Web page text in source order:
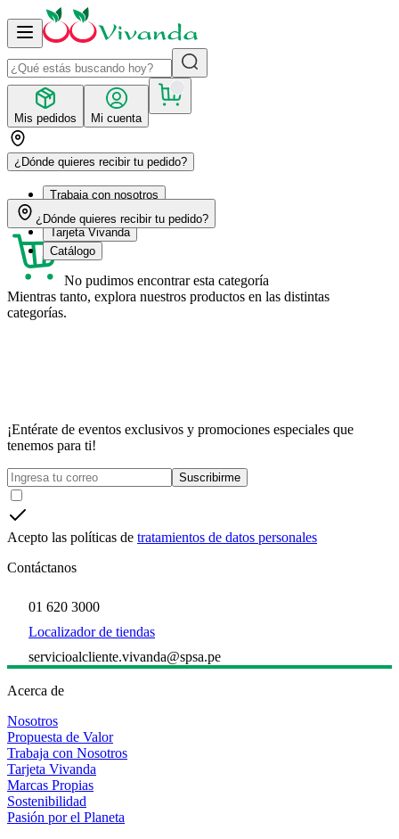
Mis pedidos Mi cuenta
¿Dónde quieres recibir tu pedido?
Trabaja con nosotros
Recetas
Tarjeta Vivanda
Catálogo
¿Dónde quieres recibir tu pedido?
No pudimos encontrar esta categoría
Mientras tanto, explora nuestros productos en las distintas
categorías.
¡Entérate de eventos exclusivos y promociones especiales que
tenemos para ti!
Suscribirme
Acepto las políticas de tratamientos de datos personales
Contáctanos
01 620 3000
Localizador de tiendas
servicioalcliente.vivanda@spsa.pe
Acerca de
Nosotros
Propuesta de Valor
Trabaja con Nosotros
Tarjeta Vivanda
Marcas Propias
Sostenibilidad
Pasión por el Planeta